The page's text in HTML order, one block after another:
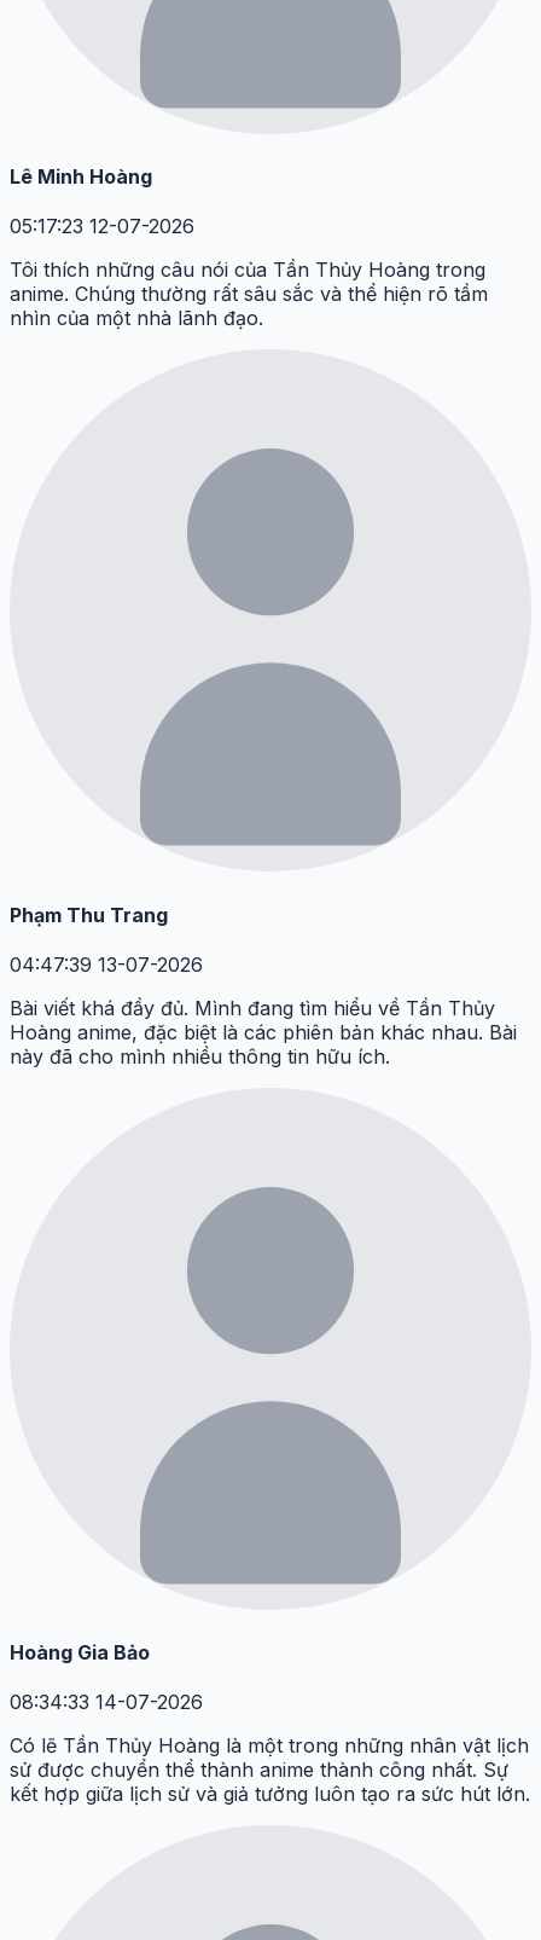
Lê Minh Hoàng
05:17:23 12-07-2026
Tôi thích những câu nói của Tần Thủy Hoàng trong
anime. Chúng thường rất sâu sắc và thể hiện rõ tầm
nhìn của một nhà lãnh đạo.
Phạm Thu Trang
04:47:39 13-07-2026
Bài viết khá đầy đủ. Mình đang tìm hiểu về Tần Thủy
Hoàng anime, đặc biệt là các phiên bản khác nhau. Bài
này đã cho mình nhiều thông tin hữu ích.
Hoàng Gia Bảo
08:34:33 14-07-2026
Có lẽ Tần Thủy Hoàng là một trong những nhân vật lịch
sử được chuyển thể thành anime thành công nhất. Sự
kết hợp giữa lịch sử và giả tưởng luôn tạo ra sức hút lớn.